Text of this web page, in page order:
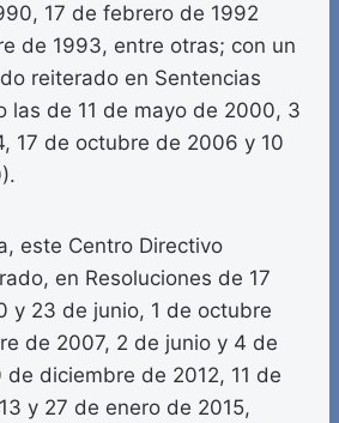
17 de febrero de 1992
de 1993, entre otras; con un
reiterado en Sentencias
las de 11 de mayo de 2000, 3
17 de octubre de 2006 y 10
este Centro Directivo
en Resoluciones de 17
y 23 de junio, 1 de octubre
de 2007, 2 de junio y 4 de
diciembre de 2012, 11 de
y 27 de enero de 2015,